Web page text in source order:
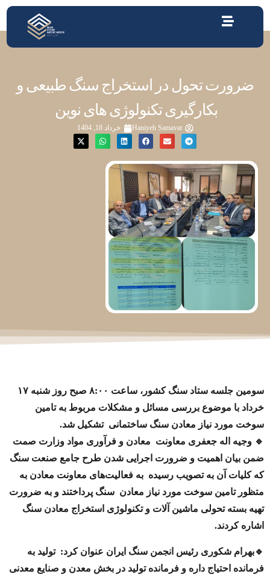
ضرورت تحول در استخراج سنگ طبیعی و
بکارگیری تکنولوژی های نوین
Haniyeh Samavat خرداد 18, 1404
سومین جلسه ستاد سنگ کشور، ساعت ۸:۰۰ صبح روز شنبه ۱۷
خرداد با موضوع بررسی مسائل و مشکلات مربوط به تامین
سوخت مورد نیاز معادن سنگ ساختمانی تشکیل شد.
🔹 وجیه اله جعفری معاونت معادن و فرآوری مواد وزارت صمت
ضمن بیان اهمیت و ضرورت اجرایی شدن طرح جامع صنعت سنگ
که کلیات آن به تصویب رسیده به فعالیت‌های معاونت معادن به
متظور تامین سوخت مورد نیاز معادن سنگ پرداختند و به ضرورت
تهیه بسته تحولی ماشین آلات و تکنولوژی استخراج معادن سنگ
اشاره کردند.
🔹بهرام شکوری رئیس انجمن سنگ ایران عنوان کرد: تولید به
فرمانده احتیاج داره و فرمانده تولید در بخش معدن و صنایع معدنی